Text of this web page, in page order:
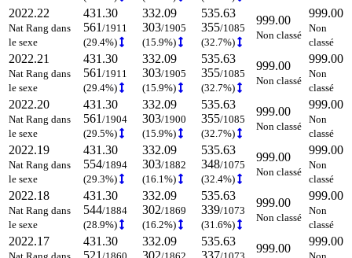
2022.22
Nat Rang dans
le sexe
431.30
561 /1911
(29.4%)
332.09
303/1905
(15.9%)
535.63
355/1085
(32.7%)
999.00
Non classé
999.00
Non
classé
2022.21
Nat Rang dans
le sexe
431.30
561 /1911
(29.4%)
332.09
303/1905
(15.9%)
535.63
355/1085
(32.7%)
999.00
Non classé
999.00
Non
classé
2022.20
Nat Rang dans
le sexe
431.30
561 /1904
(29.5%)
332.09
303/1900
(15.9%)
535.63
355/1085
(32.7%)
999.00
Non classé
999.00
Non
classé
2022.19
Nat Rang dans
le sexe
431.30
554/1894
(29.3%)
332.09
303/1882
(16.1%)
535.63
348/1075
(32.4%)
999.00
Non classé
999.00
Non
classé
2022.18
Nat Rang dans
le sexe
431.30
544/1884
(28.9%)
332.09
302/1869
(16.2%)
535.63
339/1073
(31.6%)
999.00
Non classé
999.00
Non
classé
2022.17
431.30
521
332.09
302
535.63
337
999.00
999.00